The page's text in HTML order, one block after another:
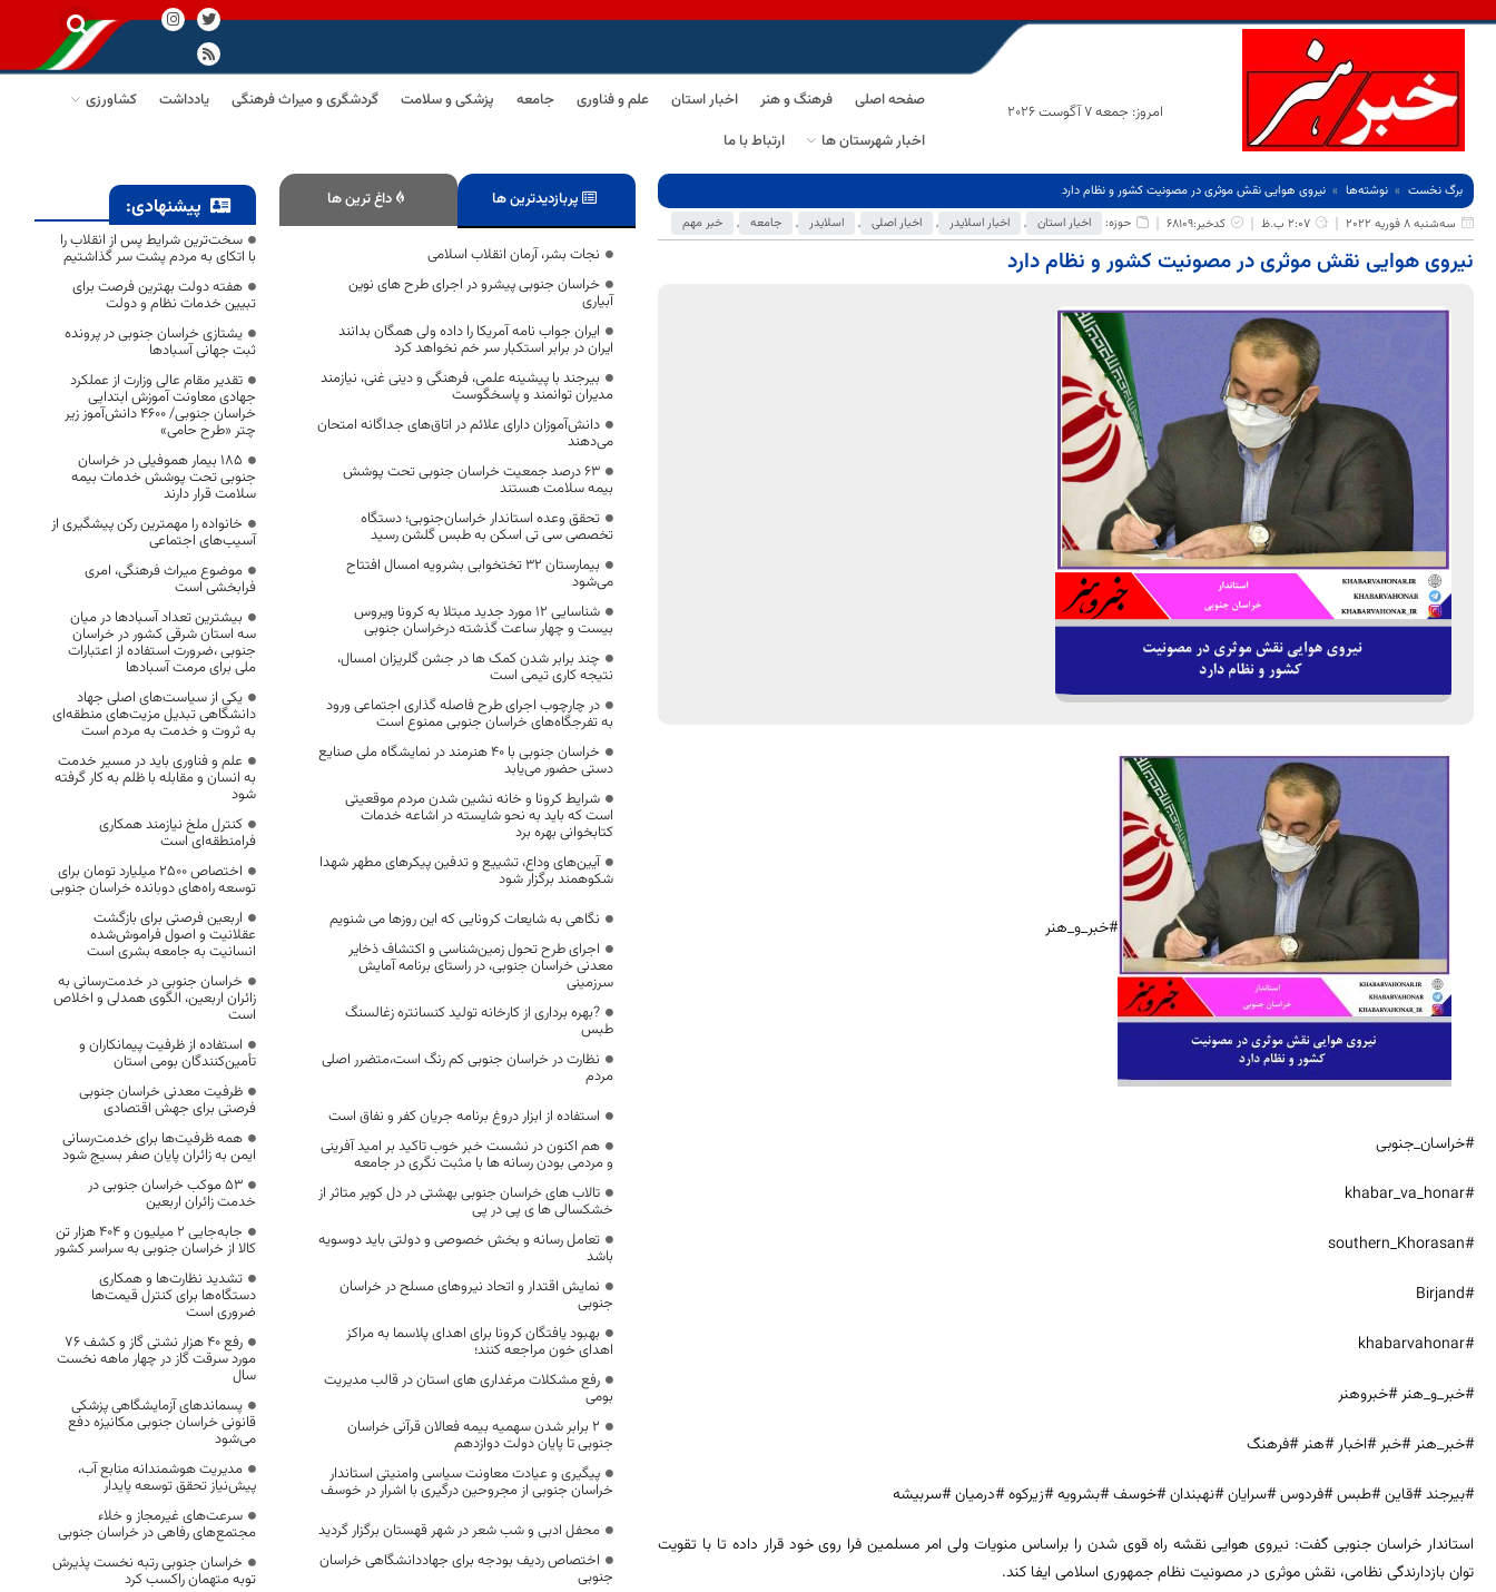
امروز: جمعه 7 آگوست 2026
صفحه اصلی فرهنگ و هنر اخبار استان علم و فناوری جامعه پزشکی و سلامت گردشگری و میراث فرهنگی یادداشت
کشاورزی
اخبار شهرستان ها
ارتباط با ما
برگ نخست نوشته‌ها
نیروی هوایی نقش موثری در مصونیت کشور و نظام دارد
سه‌شنبه 8 فوریه 2022
2:07 ب.ظ کدخبر:68109 حوزه: اخبار استان , اخبار اسلایدر , اخبار اصلی , اسلایدر , جامعه , خبر مهم
نیروی هوایی نقش موثری در مصونیت کشور و نظام دارد
#خبر_و_هنر
#خراسان_جنوبی
#khabar_va_honar
#southern_Khorasan
#Birjand
#khabarvahonar
#خبر_و_هنر #خبروهنر
#خبر_هنر #خبر #اخبار #هنر #فرهنگ
#بیرجند #قاین #طبس #فردوس #سرایان #نهبندان #خوسف #بشرویه #زیرکوه #درمیان #سربیشه
استاندار خراسان جنوبی گفت: نیروی هوایی نقشه راه قوی شدن را براساس منویات ولی امر مسلمین فرا روی خود قرار داده‌ تا با تقویت
توان بازدارندگی نظامی، نقش موثری در مصونیت نظام جمهوری اسلامی ایفا کند.
پربازدیدترین ها داغ ترین ها
نجات بشر، آرمان انقلاب اسلامی
خراسان جنوبی پیشرو در اجرای طرح های نوین
آبیاری
ایران جواب نامه آمریکا را داده ولی همگان بدانند
ایران در برابر استکبار سر خم نخواهد کرد
بیرجند با پیشینه علمی، فرهنگی و دینی غنی، نیازمند
مدیران توانمند و پاسخگوست
دانش‌آموزان دارای علائم در اتاق‌های جداگانه امتحان
می‌دهند
۶۳ درصد جمعیت خراسان جنوبی تحت پوشش
بیمه سلامت هستند
تحقق وعده استاندار خراسان‌جنوبی؛ دستگاه
تخصصی سی تی اسکن به طبس گلشن رسید
بیمارستان ۳۲ تختخوابی بشرویه امسال افتتاح
می‌شود
شناسایی 12 مورد جدید مبتلا به کرونا ویروس
بیست و چهار ساعت گذشته درخراسان جنوبی
چند برابر شدن کمک ها در جشن گلریزان امسال،
نتیجه کاری تیمی است
در چارچوب اجرای طرح فاصله گذاری اجتماعی ورود
به تفرجگاه‌های خراسان جنوبی ممنوع است
خراسان جنوبی با ۴۰ هنرمند در نمایشگاه ملی صنایع
دستی حضور می‌یابد
شرایط کرونا و خانه نشین شدن مردم موقعیتی
است که باید به نحو شایسته در اشاعه خدمات
کتابخوانی بهره برد
آیین‌های وداع، تشییع و تدفین پیکرهای مطهر شهدا
شکوهمند برگزار شود
نگاهی به شایعات کرونایی که این روزها می شنویم
اجرای طرح تحول زمین‌شناسی و اکتشاف ذخایر
معدنی خراسان جنوبی، در راستای برنامه آمایش
سرزمینی
?بهره برداری از کارخانه تولید کنسانتره زغالسنگ
طبس
نظارت در خراسان جنوبی کم رنگ است،متضرر اصلی
مردم
استفاده از ابزار دروغ برنامه جریان کفر و نفاق است
هم اکنون در نشست خبر خوب تاکید بر امید آفرینی
و مردمی بودن رسانه ها با مثبت نگری در جامعه
تالاب های خراسان جنوبی بهشتی در دل کویر متاثر از
خشکسالی ها ی پی در پی
تعامل رسانه و بخش خصوصی و دولتی باید دوسویه
باشد
نمایش اقتدار و اتحاد نیروهای مسلح در خراسان
جنوبی
بهبود یافتگان کرونا برای اهدای پلاسما به مراکز
اهدای خون مراجعه کنند؛
رفع مشکلات مرغداری های استان در قالب مدیریت
بومی
۲ برابر شدن سهمیه بیمه فعالان قرآنی خراسان
جنوبی تا پایان دولت دوازدهم
پیگیری و عیادت معاونت سیاسی وامنیتی استاندار
خراسان جنوبی از مجروحین درگیری با اشرار در خوسف
محفل ادبی و شب شعر در شهر قهستان برگزار گردید
اختصاص ردیف بودجه برای جهاددانشگاهی خراسان
جنوبی
پیشنهادی:
سخت‌ترین شرایط پس از انقلاب را
با اتکای به مردم پشت سر گذاشتیم
هفته دولت بهترین فرصت برای
تبیین خدمات نظام و دولت
یشتازی خراسان جنوبی در پرونده
ثبت جهانی آسبادها
تقدیر مقام عالی وزارت از عملکرد
جهادی معاونت آموزش ابتدایی
خراسان جنوبی/ ۴۶۰۰ دانش‌آموز زیر
چتر «طرح حامی»
۱۸۵ بیمار هموفیلی در خراسان
جنوبی تحت پوشش خدمات بیمه
سلامت قرار دارند
خانواده را مهمترین رکن پیشگیری از
آسیب‌های اجتماعی
موضوع میراث فرهنگی، امری
فرابخشی است
بیشترین تعداد آسبادها در میان
سه استان شرقی کشور در خراسان
جنوبی ،ضرورت استفاده از اعتبارات
ملی برای مرمت آسبادها
یکی از سیاست‌های اصلی جهاد
دانشگاهی تبدیل مزیت‌های منطقه‌ای
به ثروت و خدمت به مردم است
علم و فناوری باید در مسیر خدمت
به انسان و مقابله با ظلم به کار گرفته
شود
کنترل ملخ نیازمند همکاری
فرامنطقه‌ای است
اختصاص 2500 میلیارد تومان برای
توسعه راه‌های دوبانده خراسان جنوبی
اربعین فرصتی برای بازگشت
عقلانیت و اصول فراموش‌شده
انسانیت به جامعه بشری است
خراسان جنوبی در خدمت‌رسانی به
زائران اربعین، الگوی همدلی و اخلاص
است
استفاده از ظرفیت پیمانکاران و
تأمین‌کنندگان بومی استان
ظرفیت معدنی خراسان جنوبی
فرصتی برای جهش اقتصادی
همه ظرفیت‌ها برای خدمت‌رسانی
ایمن به زائران پایان صفر بسیج شود
53 موکب خراسان جنوبی در
خدمت زائران اربعین
جابه‌جایی 2 میلیون و 404 هزار تن
کالا از خراسان جنوبی به سراسر کشور
تشدید نظارت‌ها و همکاری
دستگاه‌ها برای کنترل قیمت‌ها
ضروری است
رفع 40 هزار نشتی گاز و کشف 76
مورد سرقت گاز در چهار ماهه نخست
سال
پسماندهای آزمایشگاهی پزشکی
قانونی خراسان جنوبی مکانیزه دفع
می‌شود
مدیریت هوشمندانه منابع آب،
پیش‌نیاز تحقق توسعه پایدار
سرعت‌های غیرمجاز و خلاء
مجتمع‌های رفاهی در خراسان جنوبی
خراسان جنوبی رتبه نخست پذیرش
توبه متهمان راکسب کرد